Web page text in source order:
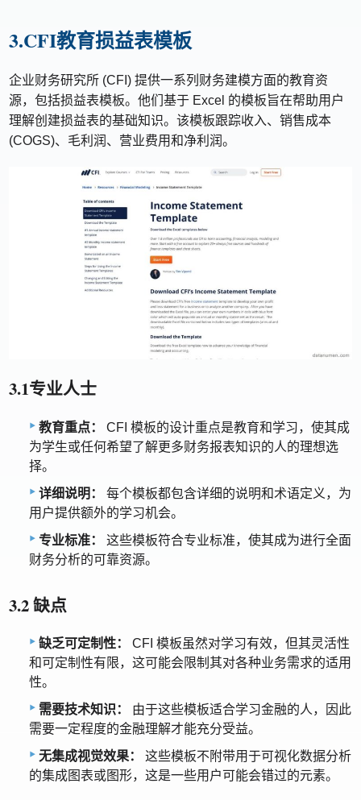
3.CFI教育损益表模板
企业财务研究所 (CFI) 提供一系列财务建模方面的教育资
源，包括损益表模板。他们基于 Excel 的模板旨在帮助用户
理解创建损益表的基础知识。该模板跟踪收入、销售成本
(COGS)、毛利润、营业费用和净利润。
3.1专业人士
教育重点：
CFI 模板的设计重点是教育和学习，使其成
为学生或任何希望了解更多财务报表知识的人的理想选
择。
详细说明：
每个模板都包含详细的说明和术语定义，为
用户提供额外的学习机会。
专业标准：
这些模板符合专业标准，使其成为进行全面
财务分析的可靠资源。
3.2 缺点
缺乏可定制性：
CFI 模板虽然对学习有效，但其灵活性
和可定制性有限，这可能会限制其对各种业务需求的适用
性。
需要技术知识：
由于这些模板适合学习金融的人，因此
需要一定程度的金融理解才能充分受益。
无集成视觉效果：
这些模板不附带用于可视化数据分析
的集成图表或图形，这是一些用户可能会错过的元素。